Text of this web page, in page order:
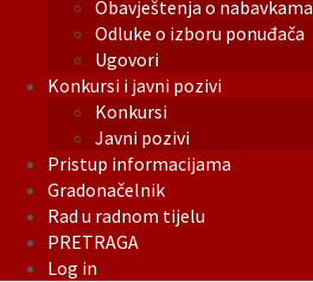
Obavještenja o nabavkama
Odluke o izboru ponuđača
Ugovori
Konkursi i javni pozivi
Konkursi
Javni pozivi
Pristup informacijama
Gradonačelnik
Rad u radnom tijelu
PRETRAGA
Log in